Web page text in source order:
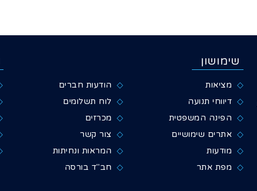
שימושון
מציאות
הודעות חברים
דיווחי תנועה
לוח תשלומים
הפינה המשפטית
מכרזים
אתרים שימושיים
צור קשר
מודעות
המראות ונחיתות
מפת אתר
חב"ד בורסה